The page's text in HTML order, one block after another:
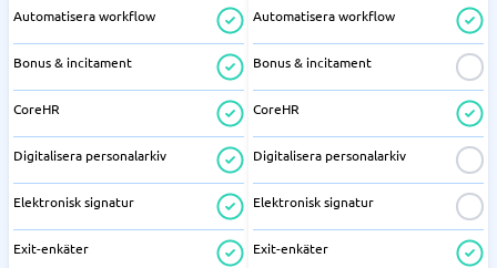
Automatisera workflow
Bonus & incitament
CoreHR
Digitalisera personalarkiv
Elektronisk signatur
Exit-enkäter
Automatisera workflow
Bonus & incitament
CoreHR
Digitalisera personalarkiv
Elektronisk signatur
Exit-enkäter